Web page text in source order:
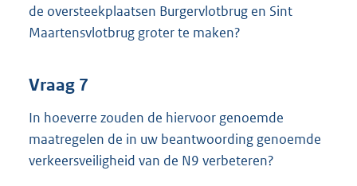
de oversteekplaatsen Burgervlotbrug en Sint
Maartensvlotbrug groter te maken?
Vraag 7
In hoeverre zouden de hiervoor genoemde
maatregelen de in uw beantwoording genoemde
verkeersveiligheid van de N9 verbeteren?